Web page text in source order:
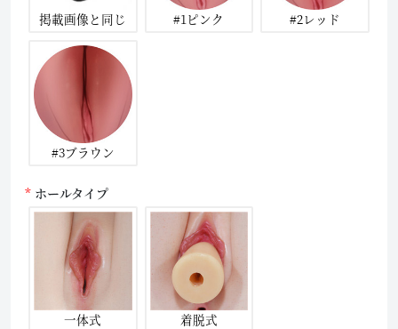
掲載画像と同じ #1ピンク #2レッド
#3ブラウン
ホールタイプ
一体式 着脱式